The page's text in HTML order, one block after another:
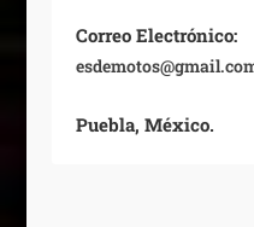
Correo Electrónico:
Puebla, México.